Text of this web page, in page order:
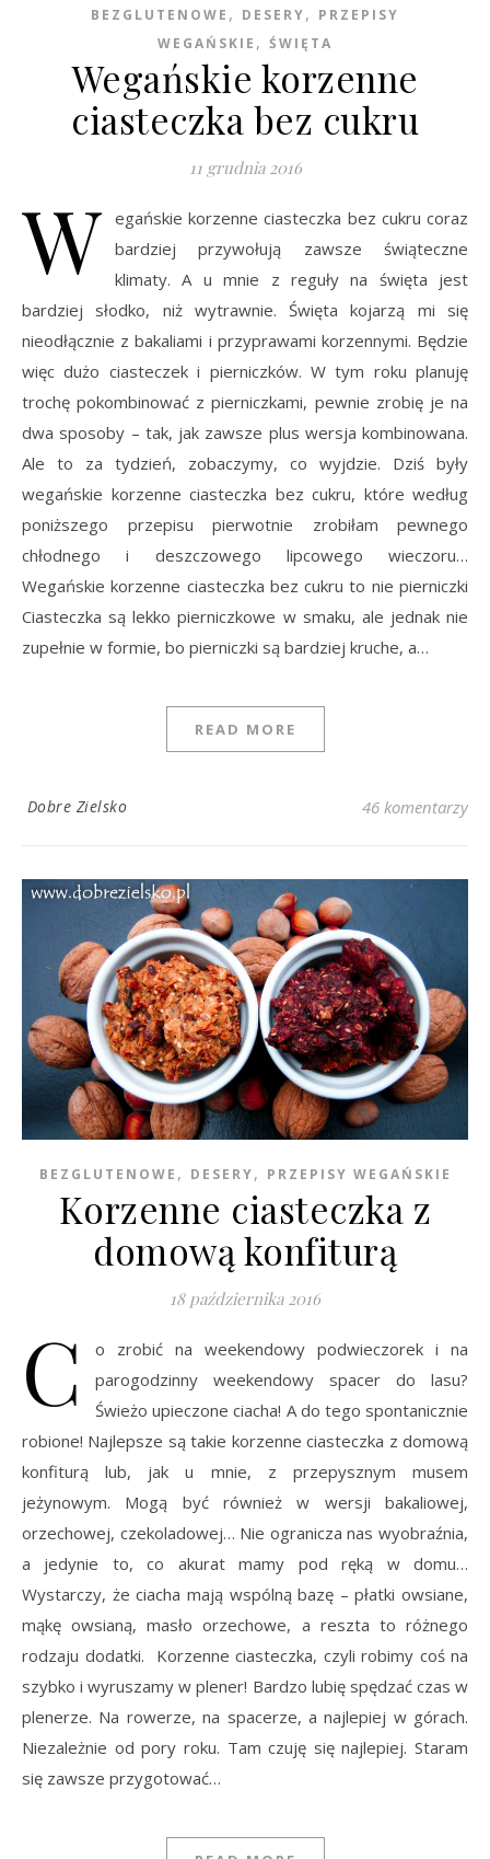
BEZGLUTENOWE , DESERY, PRZEPISY
WEGAŃSKIE , ŚWIĘTA
Wegańskie korzenne
ciasteczka bez cukru
11 grudnia 2016
W egańskie korzenne ciasteczka bez cukru coraz
bardziej przywołują zawsze świąteczne
klimaty. A u mnie z reguły na święta jest
bardziej słodko, niż wytrawnie. Święta kojarzą mi się
nieodłącznie z bakaliami i przyprawami korzennymi. Będzie
więc dużo ciasteczek i pierniczków. W tym roku planuję
trochę pokombinować z pierniczkami, pewnie zrobię je na
dwa sposoby – tak, jak zawsze plus wersja kombinowana.
Ale to za tydzień, zobaczymy, co wyjdzie. Dziś były
wegańskie korzenne ciasteczka bez cukru, które według
poniższego przepisu pierwotnie zrobiłam pewnego
chłodnego i deszczowego lipcowego wieczoru…
Wegańskie korzenne ciasteczka bez cukru to nie pierniczki
Ciasteczka są lekko pierniczkowe w smaku, ale jednak nie
zupełnie w formie, bo pierniczki są bardziej kruche, a…
READ MORE
Dobre Zielsko 46 komentarzy
BEZGLUTENOWE , DESERY, PRZEPISY WEGAŃSKIE
Korzenne ciasteczka z
domową konfiturą
18 października 2016
C
o zrobić na weekendowy podwieczorek i na
parogodzinny weekendowy spacer do lasu?
Świeżo upieczone ciacha! A do tego spontanicznie
robione! Najlepsze są takie korzenne ciasteczka z domową
konfiturą lub, jak u mnie, z przepysznym musem
jeżynowym. Mogą być również w wersji bakaliowej,
orzechowej, czekoladowej… Nie ogranicza nas wyobraźnia,
a jedynie to, co akurat mamy pod ręką w domu…
Wystarczy, że ciacha mają wspólną bazę – płatki owsiane,
mąkę owsianą, masło orzechowe, a reszta to różnego
rodzaju dodatki. Korzenne ciasteczka, czyli robimy coś na
szybko i wyruszamy w plener! Bardzo lubię spędzać czas w
plenerze. Na rowerze, na spacerze, a najlepiej w górach.
Niezależnie od pory roku. Tam czuję się najlepiej. Staram
się zawsze przygotować…